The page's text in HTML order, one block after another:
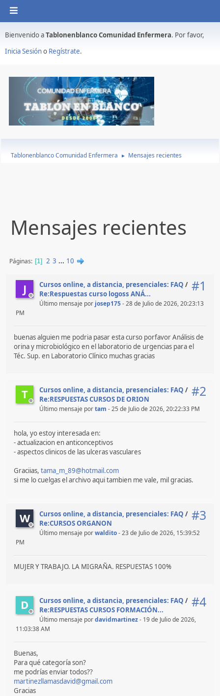
Bienvenido aTablonenblanco Comunidad Enfermera. Por favor,
Inicia Sesióno Regístrate.
Tablonenblanco Comunidad Enfermera ► Mensajes recientes
Mensajes recientes
Páginas 1 2 3 ... 10
#1
J Cursos online, a distancia, presenciales: FAQ /
Re:Respuestas curso logoss ANÁ...
Último mensaje por josep175- 28 de Julio de 2026, 20:23:13
PM
buenas alguien me podria pasar esta curso porfavor Análisis de
orina y microbiológico en el laboratorio de urgencias para el
Téc. Sup. en Laboratorio Clínico muchas gracias
#2
T Cursos online, a distancia, presenciales: FAQ /
Re:RESPUESTAS CURSOS DE ORION
Último mensaje portam - 25 de Julio de 2026, 20:22:33 PM
hola, yo estoy interesada en:
- actualizacion en anticonceptivos
- aspectos clinicos de las ulceras vasculares
Graciias, tama_m_89@hotmail.com
si me lo cuelgas el archivo aqui tambien me vale, mil gracias.
#3
W Cursos online, a distancia, presenciales: FAQ /
Re:CURSOS ORGANON
Último mensaje porwaldito- 23 de Julio de 2026, 15:39:52
PM
MUJER Y TRABAJO. LA MIGRAÑA. RESPUESTAS 100%
#4
D Cursos online, a distancia, presenciales: FAQ /
Re:RESPUESTAS CURSOS FORMACIÓN...
Último mensaje pordavidmartinez- 19 de Julio de 2026,
11:03:38 AM
Buenas,
Para qué categoría son?
me podrías enviar todos??
martinezllamasdavid@gmail.com
Gracias